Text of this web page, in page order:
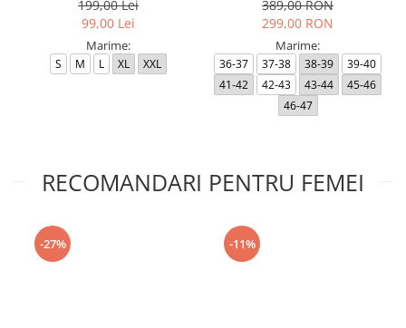
199,00 Lei
99,00 Lei
Marime:
S M L XL XXL
389,00 RON
299,00 RON
Marime:
36-37 37-38 38-39
39-40
41-42
42-43 43-44
45-46
46-47
RECOMANDARI PENTRU FEMEI
-27% -11%